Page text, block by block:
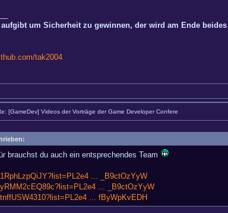
um Sicherheit zu gewinnen, der wird am Ende
tak2004
[GameDev] Videos der Vorträge der Game Developer Confere
brauchst du auch ein entsprechendes Team
... _B9ctOzYyW
... _B9ctOzYyW
... fByWpKvEDH